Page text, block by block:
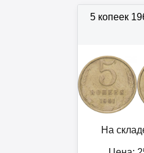
5 копеек
На